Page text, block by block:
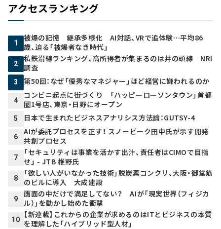
アクセスランキング
1
被爆の記憶 継承多様化 AI対話、VRで追体験…平均86
歳、迫る「被爆者なき時代」
2
私鉄沿線ランキング、高所得者が集まるのは井の頭線 NRI
調査
3 第50回：なぜ「優秀なマネジャー」ほど経営に嫌われるのか
4
コンビニ起点に街づくり 「ハッピーローソンタウン」首都
圏1号店、東京・日野にオープン
5 日本で生まれたビジネスアナリシス方法論：GUTSY-4
6
AIが委託プロセスを正す！ スノーピーク田中氏が示す開発
共創プロセス
7
「セキュリティは事業を活かす出汁、責任者はCIMOで目指
せ」 - JTB 椎野氏
8
「欲しい人がいなかった技術」脱炭素コンクリ、大阪・御堂筋
のビルに導入 大成建設
9
画面の中だけで満足してない？ AIが「現実世界（フィジカ
ル）」を動かし始めた衝撃
10
【新連載】これからの企業が求めるのはITとビジネスの本質
を理解した「ハイブリッド型人材」